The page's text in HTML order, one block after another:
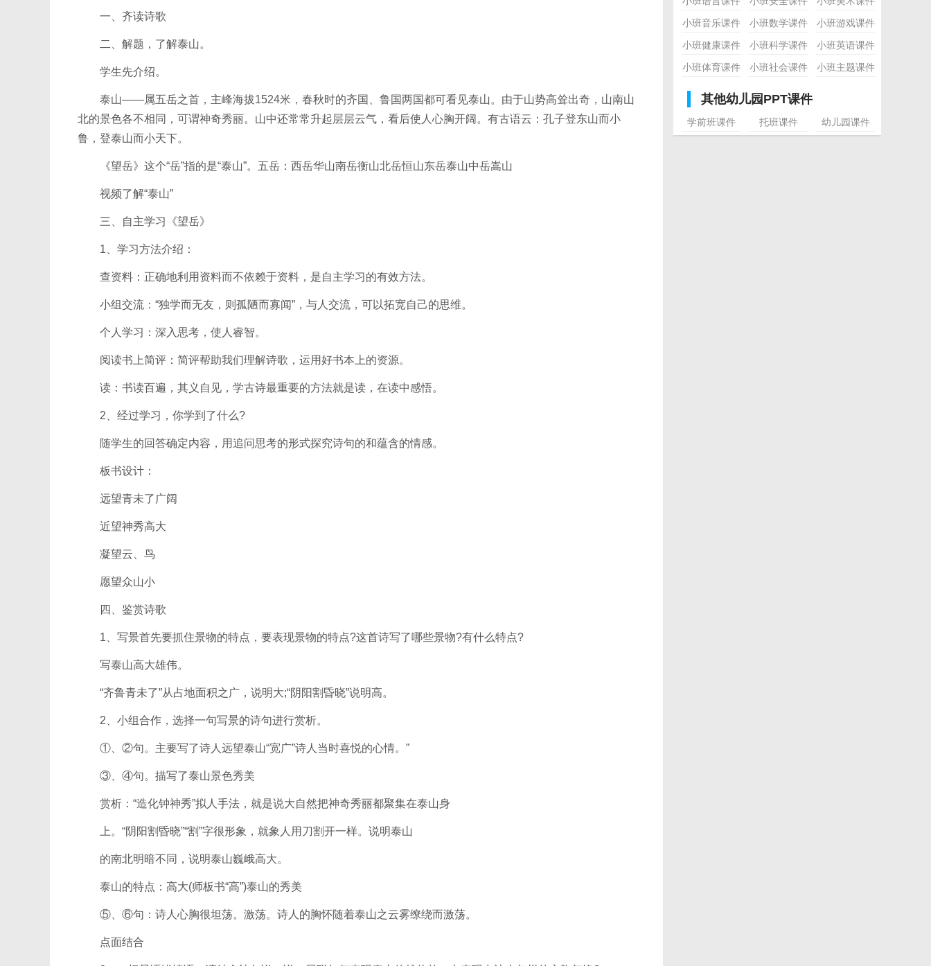
一、齐读诗歌
二、解题，了解泰山。
学生先介绍。
泰山——属五岳之首，主峰海拔1524米，春秋时的齐国、鲁国两国都可看见泰山。由于山势高耸出奇，山南山
北的景色各不相同，可谓神奇秀丽。山中还常常升起层层云气，看后使人心胸开阔。有古语云：孔子登东山而小
鲁，登泰山而小天下。
《望岳》这个“岳”指的是“泰山”。五岳：西岳华山南岳衡山北岳恒山东岳泰山中岳嵩山
视频了解“泰山”
三、自主学习《望岳》
1、学习方法介绍：
查资料：正确地利用资料而不依赖于资料，是自主学习的有效方法。
小组交流：“独学而无友，则孤陋而寡闻”，与人交流，可以拓宽自己的思维。
个人学习：深入思考，使人睿智。
阅读书上简评：简评帮助我们理解诗歌，运用好书本上的资源。
读：书读百遍，其义自见，学古诗最重要的方法就是读，在读中感悟。
2、经过学习，你学到了什么?
随学生的回答确定内容，用追问思考的形式探究诗句的和蕴含的情感。
板书设计：
远望青未了广阔
近望神秀高大
凝望云、鸟
愿望众山小
四、鉴赏诗歌
1、写景首先要抓住景物的特点，要表现景物的特点?这首诗写了哪些景物?有什么特点?
写泰山高大雄伟。
“齐鲁青未了”从占地面积之广，说明大;“阴阳割昏晓”说明高。
2、小组合作，选择一句写景的诗句进行赏析。
①、②句。主要写了诗人远望泰山“宽广”诗人当时喜悦的心情。”
③、④句。描写了泰山景色秀美
赏析：“造化钟神秀”拟人手法，就是说大自然把神奇秀丽都聚集在泰山身
上。“阴阳割昏晓”“割”字很形象，就象人用刀割开一样。说明泰山
的南北明暗不同，说明泰山巍峨高大。
泰山的特点：高大(师板书“高”)泰山的秀美
⑤、⑥句：诗人心胸很坦荡。激荡。诗人的胸怀随着泰山之云雾缭绕而激荡。
点面结合
小班音乐课件
小班数学课件
小班游戏课件
小班健康课件
小班科学课件
小班英语课件
小班体育课件
小班社会课件 小班主题课件
其他幼儿园PPT课件
学前班课件 托班课件 幼儿园课件